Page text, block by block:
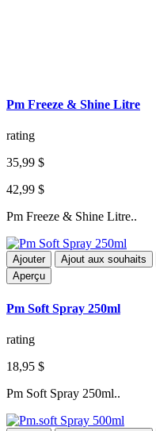
Pm Freeze & Shine Litre
rating
35,99 $
42,99 $
Pm Freeze & Shine Litre..
Ajouter Ajout aux souhaits
Aperçu
Pm Soft Spray 250ml
rating
18,95 $
Pm Soft Spray 250ml..